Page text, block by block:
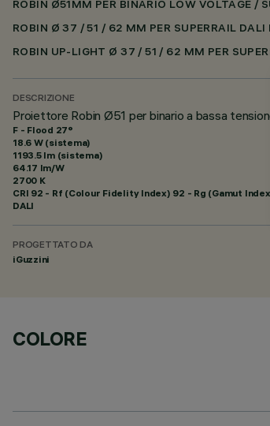
ROBIN Ø51MM PER BINARIO LOW VOLTAGE /
ROBIN Ø 37 / 51 / 62 MM PER SUPERRAIL DALI
ROBIN UP-LIGHT Ø 37 / 51 / 62 MM PER
DESCRIZIONE
Proiettore Robin Ø51 per binario a bassa
F - Flood 27°
18.6 W (sistema)
1193.5 lm (sistema)
64.17 lm/W
2700 K
CRI 92 - Rf (Colour Fidelity Index) 92 - Rg (Gamut
DALI
PROGETTATO DA
iGuzzini
COLORE